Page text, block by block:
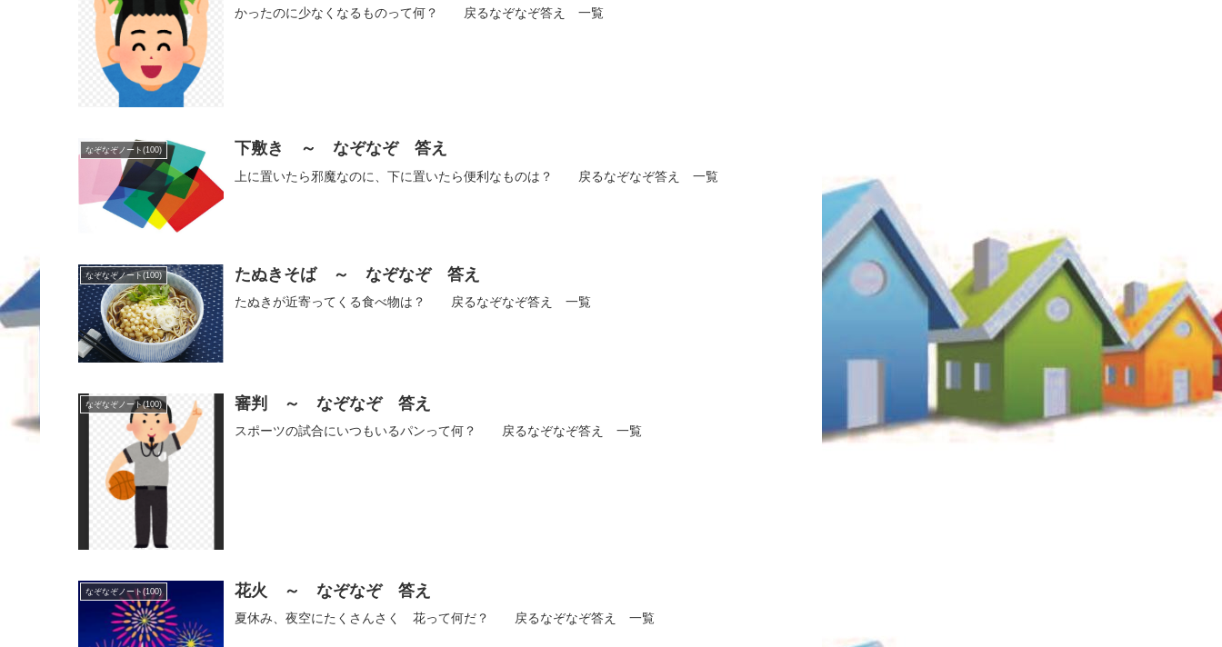
かったのに少なくなるものって何？ 戻るなぞなぞ答え 一覧
なぞなぞノート(100) 下敷き ～ なぞなぞ 答え
上に置いたら邪魔なのに、下に置いたら便利なものは？ 戻るなぞなぞ答え 一覧
なぞなぞノート(100) たぬきそば ～ なぞなぞ 答え
たぬきが近寄ってくる食べ物は？ 戻るなぞなぞ答え 一覧
なぞなぞノート(100) 審判 ～ なぞなぞ 答え
スポーツの試合にいつもいるパンって何？ 戻るなぞなぞ答え 一覧
なぞなぞノート(100) 花火 ～ なぞなぞ 答え
夏休み、夜空にたくさんさく 花って何だ？ 戻るなぞなぞ答え 一覧